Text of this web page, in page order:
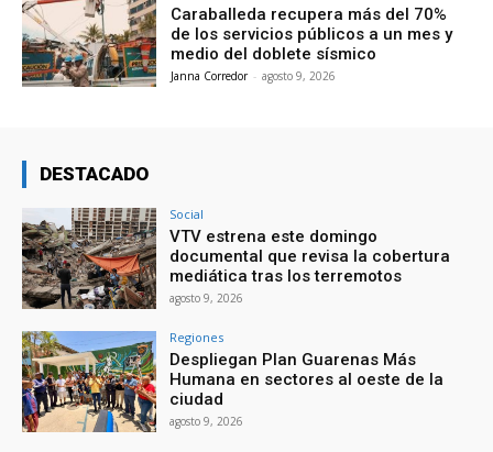
Caraballeda recupera más del 70%
de los servicios públicos a un mes y
medio del doblete sísmico
Janna Corredor - agosto 9, 2026
DESTACADO
Social
VTV estrena este domingo
documental que revisa la cobertura
mediática tras los terremotos
agosto 9, 2026
Regiones
Despliegan Plan Guarenas Más
Humana en sectores al oeste de la
ciudad
agosto 9, 2026